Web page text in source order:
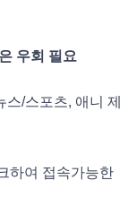
우회 필요
/스포츠, 애니 제
하여 접속가능한